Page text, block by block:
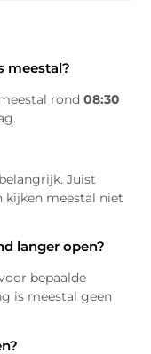
meestal?
rond08:30
Juist
kijken meestal niet
langer open?
bepaalde
is meestal geen